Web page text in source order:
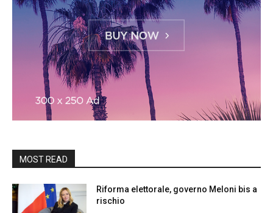
MOST READ
Riforma elettorale, governo Meloni bis a
rischio